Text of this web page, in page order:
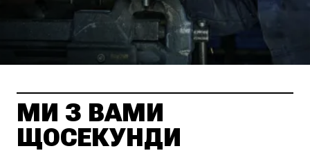
МИ З ВАМИ
ЩОСЕКУНДИ